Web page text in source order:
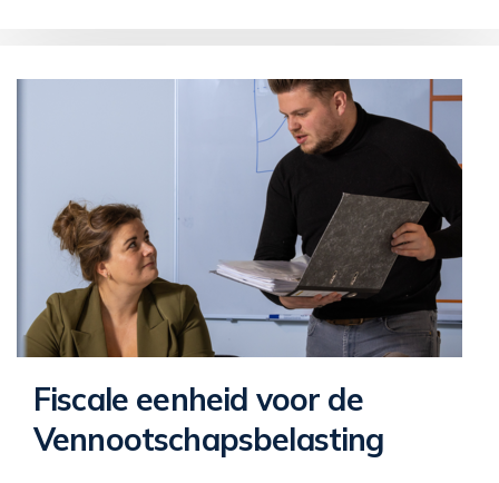
Fiscale eenheid voor de
Vennootschapsbelasting